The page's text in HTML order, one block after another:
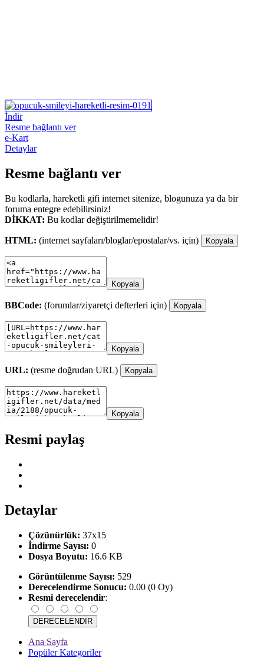
İndir
Resme bağlantı ver
e-Kart
Detaylar
Resme bağlantı ver
Bu kodlarla, hareketli gifi internet sitenize, blogunuza ya da bir
foruma entegre edebilirsiniz!
DİKKAT: Bu kodlar değiştirilmemelidir!
HTML: (internet sayfaları/bloglar/epostalar/vs. için) Kopyala
Kopyala
BBCode: (forumlar/ziyaretçi defterleri için) Kopyala
Kopyala
URL: (resme doğrudan URL) Kopyala
Kopyala
Resmi paylaş
Detaylar
Çözünürlük: 37x15
İndirme Sayısı: 0
Dosya Boyutu: 16.6 KB
Görüntülenme Sayısı: 529
Derecelendirme Sonucu: 0.00 (0 Oy)
Resmi derecelendir:
Ana Sayfa
Popüler Kategoriler